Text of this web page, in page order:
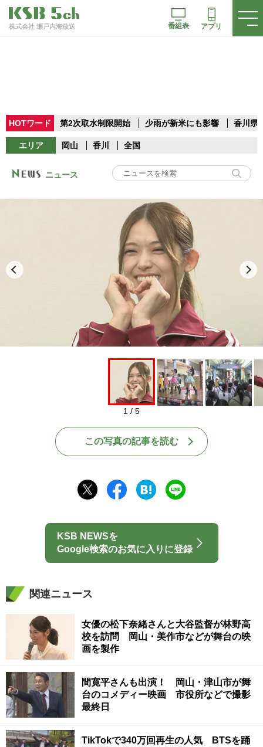
株式会社 瀬戸内海放送 番組表 アプリ
HOTワード 第2次取水制限開始 少雨が新米にも影響 香川県
エリア 岡山 香川 全国
ニュース
1 / 5
この写真の記事を読む
KSB NEWSを
Google検索のお気に入りに登録
関連ニュース
女優の松下奈緒さんと大谷監督が林野高
校を訪問 岡山・美作市などが舞台の映
画を製作
間寛平さんも出演！ 岡山・津山市が舞
台のコメディー映画 市役所などで撮影
最終日
TikTokで340万回再生の人気 BTSを踊